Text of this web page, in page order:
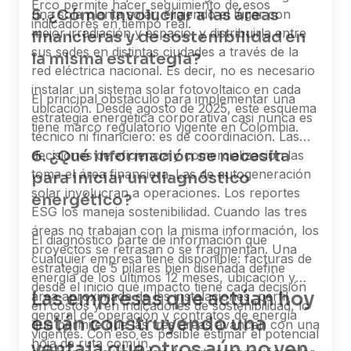
Erco permite hacer seguimiento de esos
indicadores en tiempo real.
una sola planta solar, eligiendo el lugar con
mejor irradiación y espacio, y distribuirla entre
sus sedes en distintas ciudades a través de la
red eléctrica nacional. Es decir, no es necesario
instalar un sistema solar fotovoltaico en cada
ubicación. Desde agosto de 2025, este esquema
tiene marco regulatorio vigente en Colombia.
5. ¿Cómo involucrar a las áreas
financieras y de sostenibilidad en
la misma estrategia?
El principal obstáculo para implementar una
estrategia energética corporativa casi nunca es
técnico ni financiero: es de coordinación. Las
decisiones de eficiencia y comercialización las
toma el área financiera. Las de autogeneración
solar involucran a operaciones. Los reportes
ESG los maneja sostenibilidad. Cuando las tres
áreas no trabajan con la misma información, los
proyectos se retrasan o se fragmentan. Una
estrategia de 5 pilares bien diseñada define
desde el inicio qué impacto tiene cada decisión
en costos y en indicadores de sostenibilidad, lo
que permite que las tres áreas avancen con una
hoja de ruta común.
6. ¿Qué información se necesita
para iniciar un diagnóstico
energético?
El diagnóstico parte de información que
cualquier empresa tiene disponible: facturas de
energía de los últimos 12 meses, ubicación y
área aproximada de las instalaciones, perfil
general de operación y contratos de energía
vigentes. Con eso es posible estimar el potencial
Las empresas que actúan hoy
están construyendo una